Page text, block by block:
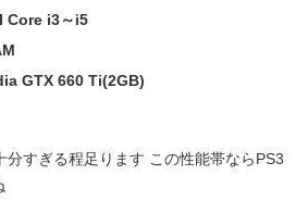
Corei3～i5
GTX 660 Ti(2GB)
分すぎる程足ります この性能帯ならPS3